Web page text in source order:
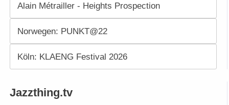
Alain Métrailler - Heights Prospection
Norwegen: PUNKT@22
Köln: KLAENG Festival 2026
Jazzthing.tv